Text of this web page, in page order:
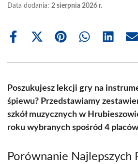
Data dodania: 2 sierpnia 2026 r.
Share
Share
(Twitter)
Share Share Share
Poszukujesz lekcji gry na
śpiewu? Przedstawiamy
szkół muzycznych w
roku wybranych spośród 4
Porównanie Najlepszych